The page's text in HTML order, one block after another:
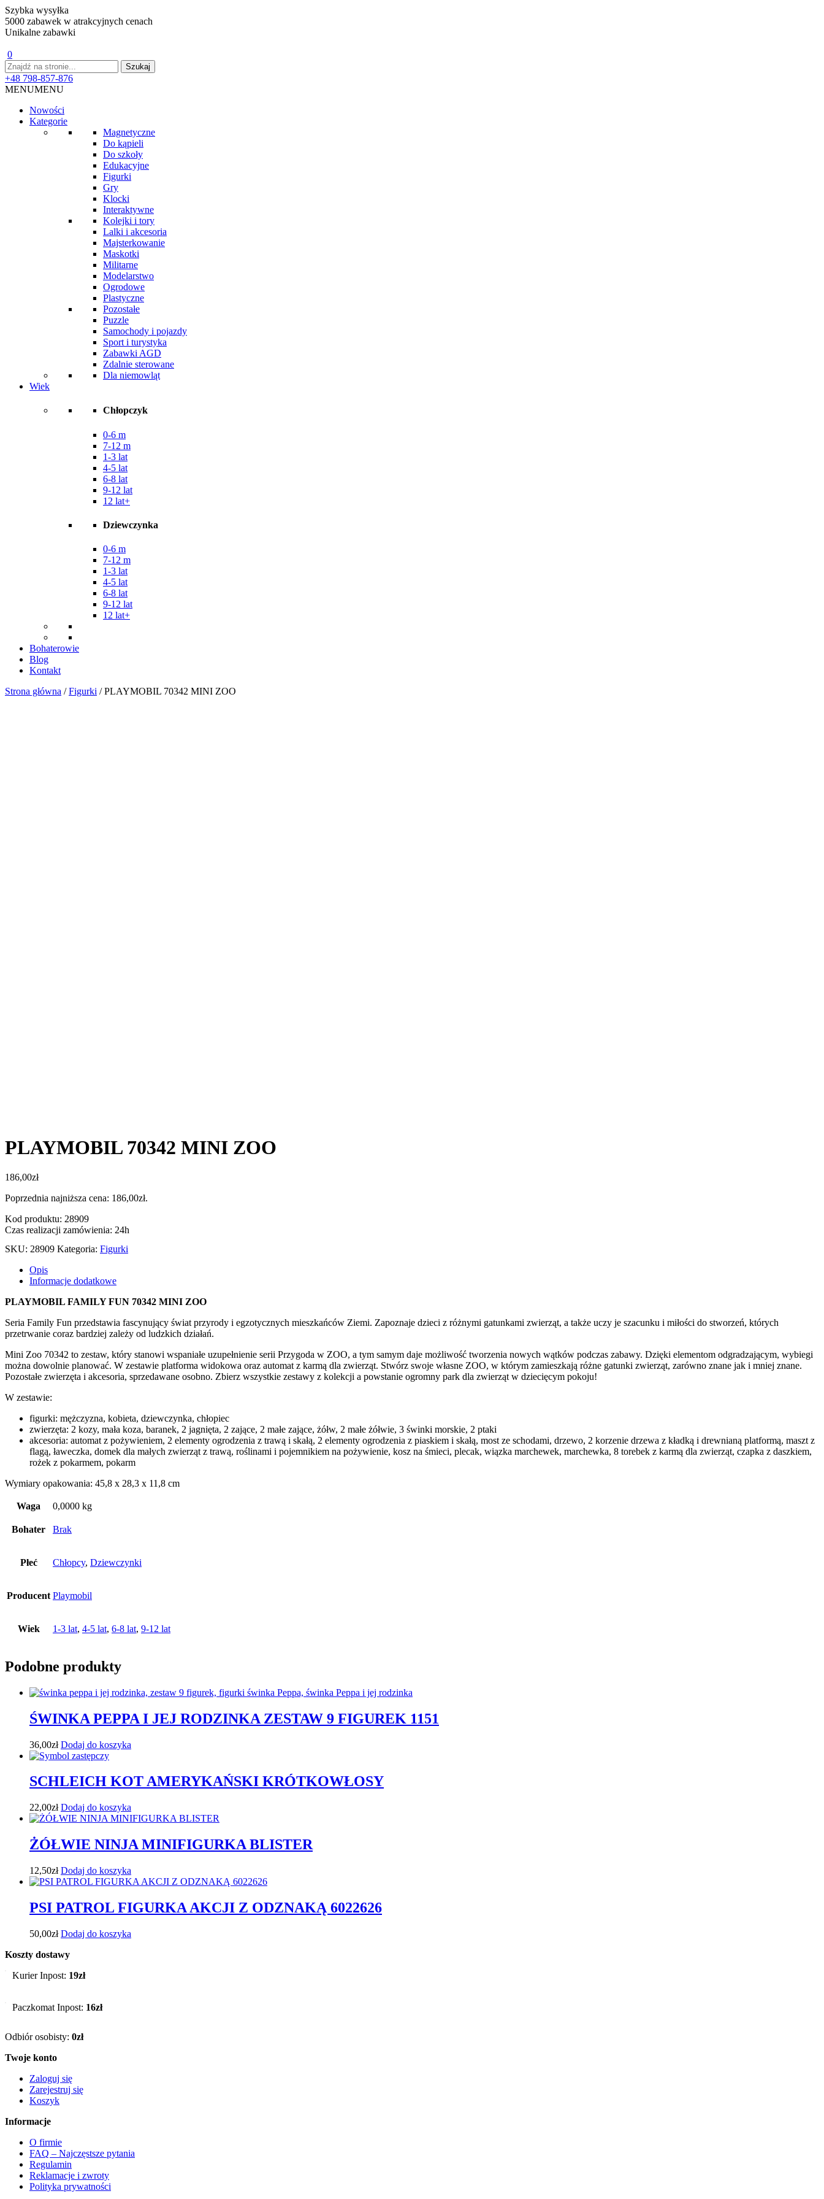
Szybka wysyłka
5000 zabawek w atrakcyjnych cenach
Unikalne zabawki
0
+48 798-857-876
MENUMENU
Nowości
Kategorie
Magnetyczne
Do kąpieli
Do szkoły
Edukacyjne
Figurki
Gry
Klocki
Interaktywne
Kolejki i tory
Lalki i akcesoria
Majsterkowanie
Maskotki
Militarne
Modelarstwo
Ogrodowe
Plastyczne
Pozostałe
Puzzle
Samochody i pojazdy
Sport i turystyka
Zabawki AGD
Zdalnie sterowane
Dla niemowląt
Wiek
Chłopczyk
0-6 m
7-12 m
1-3 lat
4-5 lat
6-8 lat
9-12 lat
12 lat+
Dziewczynka
0-6 m
7-12 m
1-3 lat
4-5 lat
6-8 lat
9-12 lat
12 lat+
Bohaterowie
Blog
Kontakt
Strona główna /Figurki / PLAYMOBIL 70342 MINI ZOO
PLAYMOBIL 70342 MINI ZOO
186,00zł
Poprzednia najniższa cena: 186,00zł.
Kod produktu: 28909
Czas realizacji zamówienia: 24h
SKU: 28909 Kategoria: Figurki
Opis
Informacje dodatkowe
PLAYMOBIL FAMILY FUN 70342 MINI ZOO
Seria Family Fun przedstawia fascynujący świat przyrody i egzotycznych mieszkańców Ziemi. Zapoznaje dzieci z różnymi gatunkami zwierząt, a także uczy je szacunku i miłości do stworzeń, których
przetrwanie coraz bardziej zależy od ludzkich działań.
Mini Zoo 70342 to zestaw, który stanowi wspaniałe uzupełnienie serii Przygoda w ZOO, a tym samym daje możliwość tworzenia nowych wątków podczas zabawy. Dzięki elementom odgradzającym, wybiegi
można dowolnie planować. W zestawie platforma widokowa oraz automat z karmą dla zwierząt. Stwórz swoje własne ZOO, w którym zamieszkają różne gatunki zwierząt, zarówno znane jak i mniej znane.
Pozostałe zwierzęta i akcesoria, sprzedawane osobno. Zbierz wszystkie zestawy z kolekcji a powstanie ogromny park dla zwierząt w dziecięcym pokoju!
W zestawie:
figurki: mężczyzna, kobieta, dziewczynka, chłopiec
zwierzęta: 2 kozy, mała koza, baranek, 2 jagnięta, 2 zające, 2 małe zające, żółw, 2 małe żółwie, 3 świnki morskie, 2 ptaki
akcesoria: automat z pożywieniem, 2 elementy ogrodzenia z trawą i skałą, 2 elementy ogrodzenia z piaskiem i skałą, most ze schodami, drzewo, 2 korzenie drzewa z kładką i drewnianą platformą, maszt z
flagą, ławeczka, domek dla małych zwierząt z trawą, roślinami i pojemnikiem na pożywienie, kosz na śmieci, plecak, wiązka marchewek, marchewka, 8 torebek z karmą dla zwierząt, czapka z daszkiem,
rożek z pokarmem, pokarm
Wymiary opakowania: 45,8 x 28,3 x 11,8 cm
Waga 0,0000 kg
Bohater Brak
Płeć Chłopcy, Dziewczynki
Producent Playmobil
Wiek 1-3 lat, 4-5 lat, 6-8 lat, 9-12 lat
Podobne produkty
ŚWINKA PEPPA I JEJ RODZINKA ZESTAW 9 FIGUREK 1151
36,00zł Dodaj do koszyka
SCHLEICH KOT AMERYKAŃSKI KRÓTKOWŁOSY
22,00zł Dodaj do koszyka
ŻÓŁWIE NINJA MINIFIGURKA BLISTER
12,50zł Dodaj do koszyka
PSI PATROL FIGURKA AKCJI Z ODZNAKĄ 6022626
50,00zł Dodaj do koszyka
Koszty dostawy
Kurier Inpost: 19zł
Paczkomat Inpost: 16zł
Odbiór osobisty: 0zł
Twoje konto
Zaloguj się
Zarejestruj się
Koszyk
Informacje
O firmie
FAQ – Najczęstsze pytania
Regulamin
Reklamacje i zwroty
Polityka prywatności